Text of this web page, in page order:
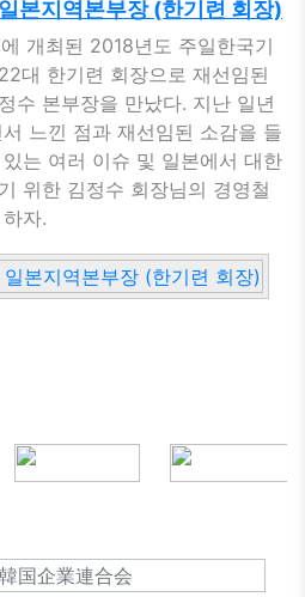
본지역본부장 (한기련 회장)
개최된 2018년도 주일한국기
대 한기련 회장으로 재선임된
수 본부장을 만났다. 지난 일년
느낀 점과 재선임된 소감을 들
는 여러 이슈 및 일본에서 대한
위한 김정수 회장님의 경영철
자.